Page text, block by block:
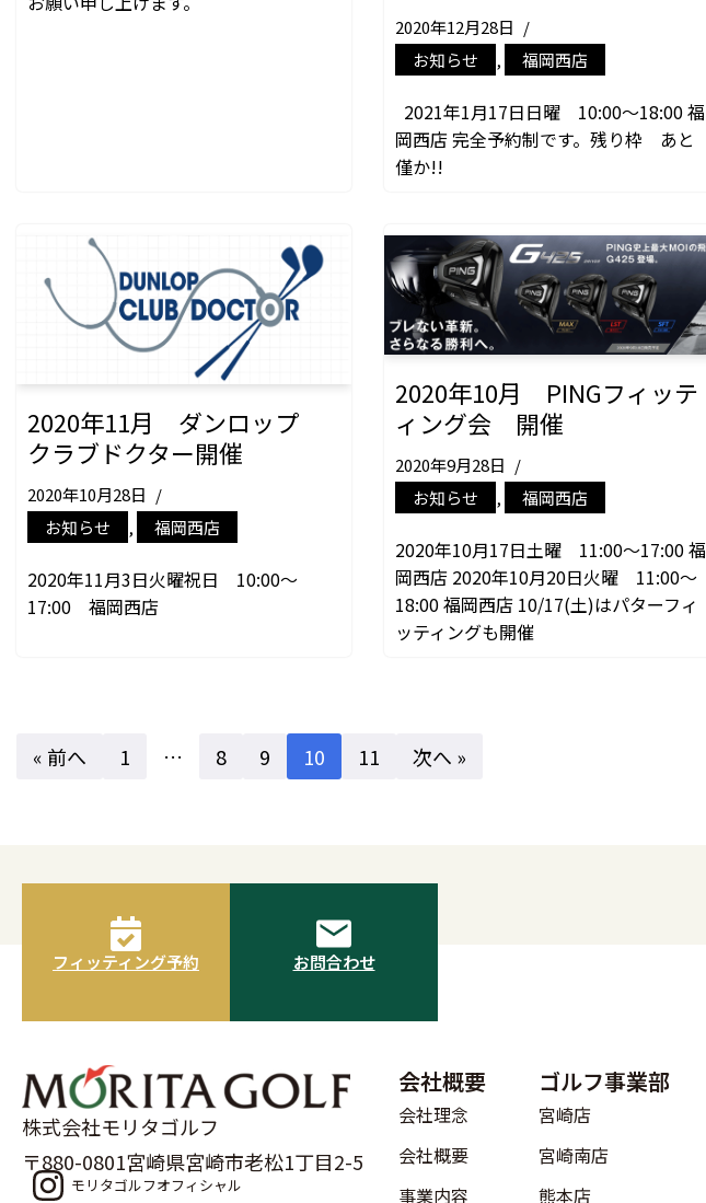
2020年12月28日
お知らせ
, 福岡西店
2021年1月17日日曜 10:00～18:00 福
岡西店 完全予約制です。残り枠 あと
僅か!!
2020年11月 ダンロップ
クラブドクター開催
2020年10月28日
お知らせ
, 福岡西店
2020年11月3日火曜祝日 10:00～
17:00 福岡西店
2020年10月 PINGフィッテ
ィング会 開催
2020年9月28日
お知らせ
, 福岡西店
2020年10月17日土曜 11:00～17:00 福
岡西店 2020年10月20日火曜 11:00～
18:00 福岡西店 10/17(土)はパターフィ
ッティングも開催
« 前へ 1 … 8 9 10 11 次へ »
フィッティング予約 お問合わせ
株式会社モリタゴルフ
〒880-0801宮崎県宮崎市老松1丁目2-5
モリタゴルフオフィシャル
会社概要
会社理念
会社概要
事業内容
ゴルフ事業部
宮崎店
宮崎南店
熊本店